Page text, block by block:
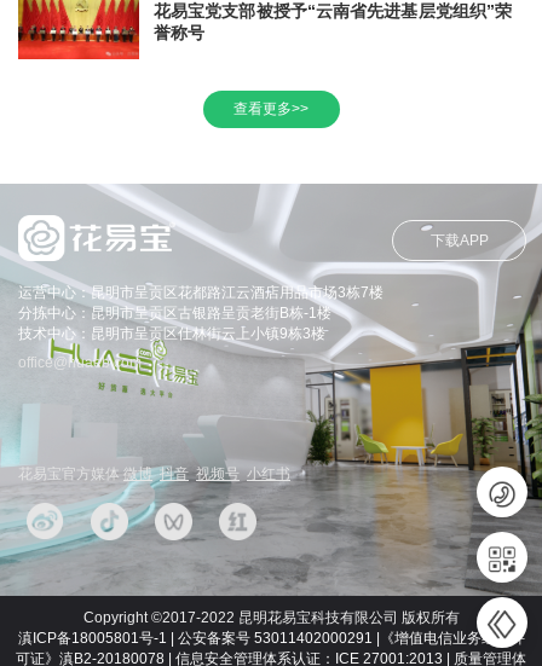
花易宝党支部被授予“云南省先进基层党组织”荣
誉称号
查看更多>>
下载APP
运营中心：昆明市呈贡区花都路江云酒店用品市场3栋7楼
分拣中心：昆明市呈贡区古银路呈贡老街B栋-1楼
技术中心：昆明市呈贡区仕林街云上小镇9栋3楼
office@huaeb.com
花易宝官方媒体 微博 抖音 视频号 小红书
Copyright ©2017-2022 昆明花易宝科技有限公司 版权所有
滇ICP备18005801号-1 | 公安备案号 53011402000291 |《增值电信业务经营许
可证》滇B2-20180078 | 信息安全管理体系认证：ICE 27001:2013 | 质量管理体